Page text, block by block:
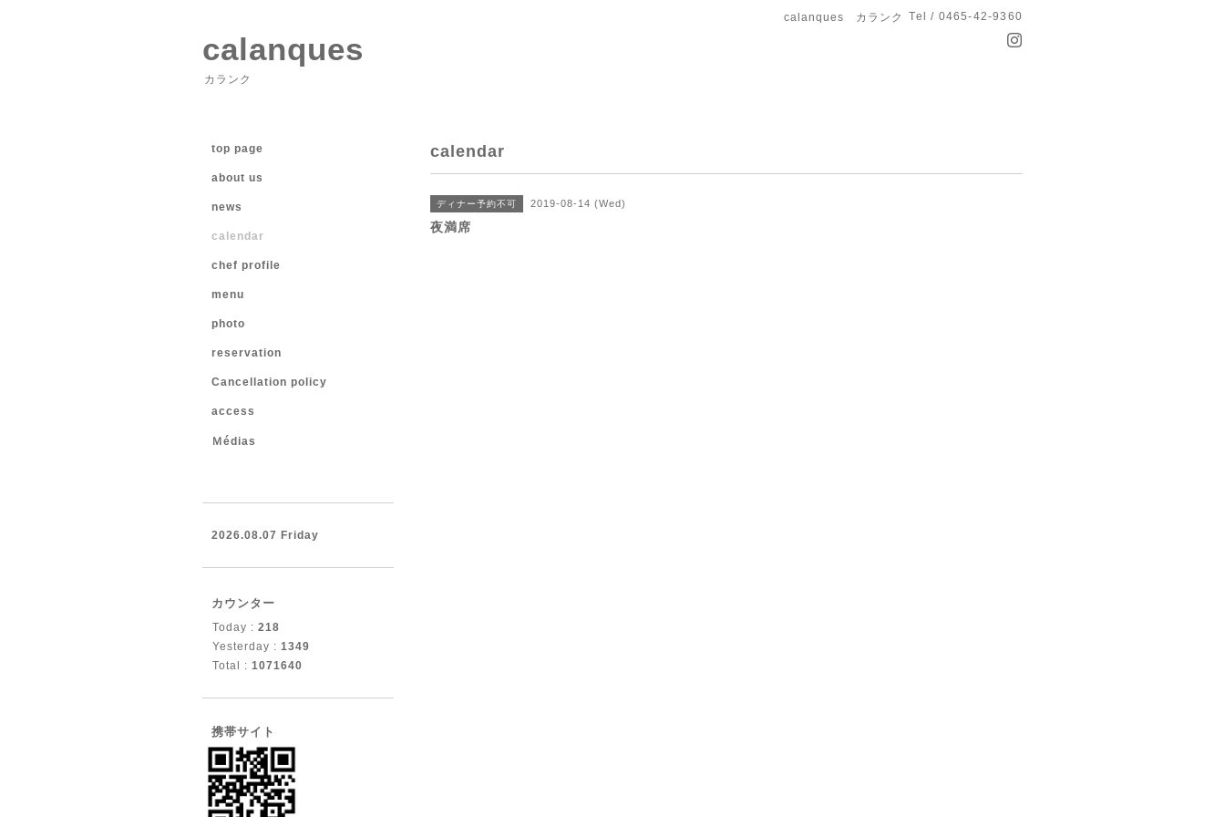
calanques カランク Tel / 0465-42-9360
calanques
カランク
calendar
ディナー予約不可 2019-08-14 (Wed)
夜満席
top page
about us
news
calendar
chef profile
menu
photo
reservation
Cancellation policy
access
Ｍédias
2026.08.07 Friday
カウンター
Today : 218
Yesterday : 1349
Total : 1071640
携帯サイト